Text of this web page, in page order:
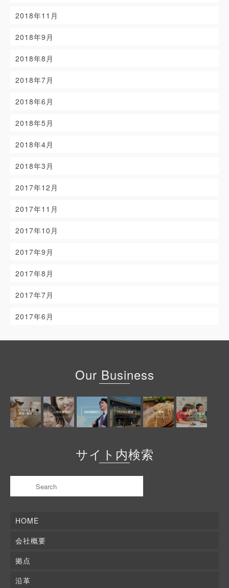
2018年11月
2018年9月
2018年8月
2018年7月
2018年6月
2018年5月
2018年4月
2018年3月
2017年12月
2017年11月
2017年10月
2017年9月
2017年8月
2017年7月
2017年6月
Our Business
サイト内検索
HOME
会社概要
拠点
沿革